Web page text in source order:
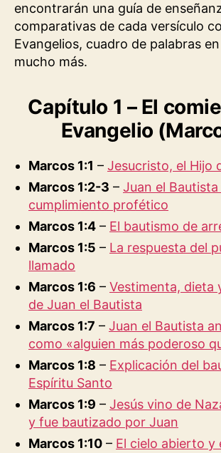
encontrarán una guía de
comparativas de cada versículo
Evangelios, cuadro de palabras
mucho más.
Capítulo 1 – El
Evangelio
Marcos 1:1 – Jesucristo, el Hijo
Marcos 1:2-3 – Juan el Bautista
cumplimiento profético
Marcos 1:4 – El bautismo de
Marcos 1:5 – La respuesta del
llamado
Marcos 1:6 – Vestimenta, dieta
de Juan el Bautista
Marcos 1:7 – Juan el Bautista
como «alguien más poderoso
Marcos 1:8 – Explicación del
Espíritu Santo
Marcos 1:9 – Jesús vino de
y fue bautizado por Juan
Marcos 1:10 – El cielo abierto y